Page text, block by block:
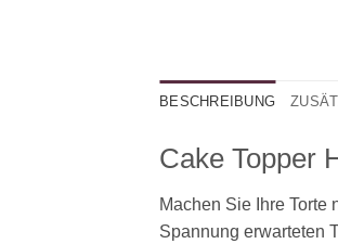
BESCHREIBUNG
Cake Topper
Machen Sie Ihre Torte
Spannung erwarteten